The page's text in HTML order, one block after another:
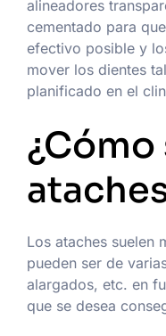
alineadores
cementado para
efectivo posible y
mover los dientes
planificado en el
Los ataches suelen
pueden ser de
alargados, etc. en
que se desea